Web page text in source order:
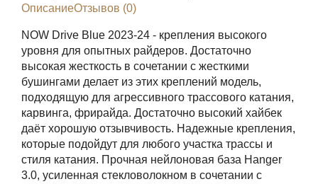
ОписаниеОтзывов (0)
NOW Drive Blue 2023-24 - крепления высокого
уровня для опытных райдеров. Достаточно
высокая жесткость в сочетании с жесткими
бушингами делает из этих креплений модель,
подходящую для агрессивного трассового катания,
карвинга, фрирайда. Достаточно высокий хайбек
даёт хорошую отзывчивость. Надежные крепления,
которые подойдут для любого участка трассы и
стиля катания. Прочная нейлоновая база Hanger
3.0, усиленная стекловолокном в сочетании с